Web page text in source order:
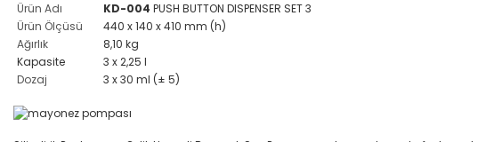
Ürün Adı
KD-004 PUSH BUTTON DISPENSER SET 3
Ürün Ölçüsü
440 x 140 x 410 mm (h)
Ağırlık
8,10 kg
Kapasite
3 x 2,25 l
Dozaj
3 x 30 ml (± 5)